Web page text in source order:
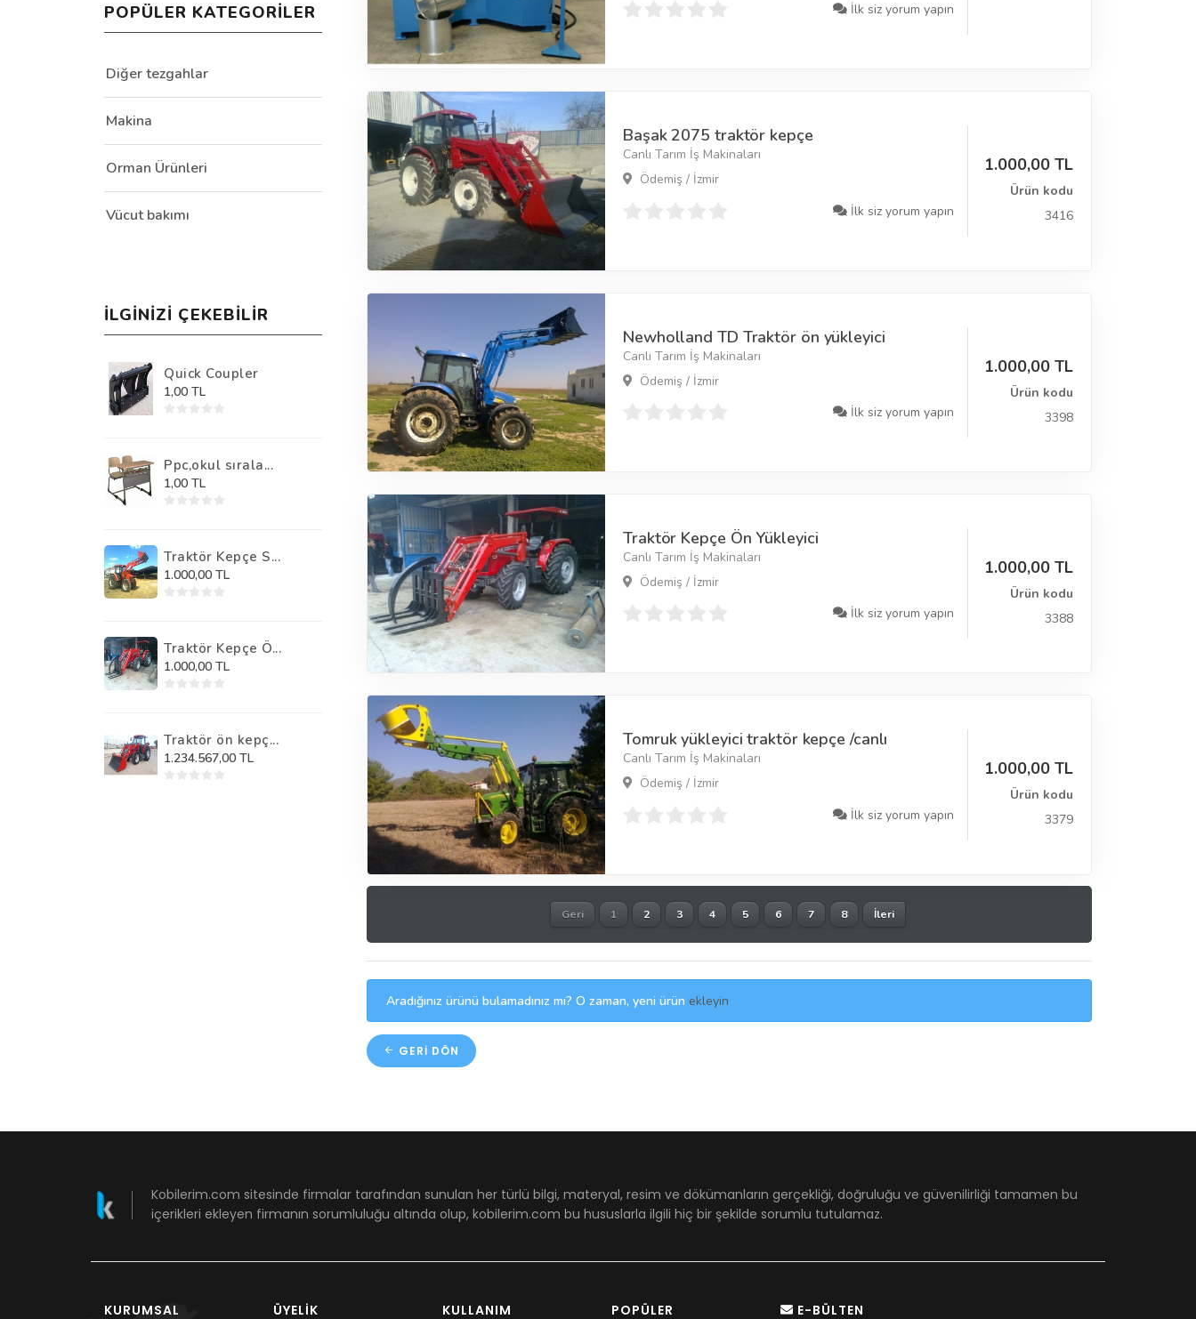
İlk siz yorum yapın
Başak 2075 traktör kepçe
Canlı Tarım İş Makinaları
Ödemiş / İzmir
İlk siz yorum yapın
1.000,00 TL
Ürün kodu
3416
Newholland TD Traktör ön yükleyici
Canlı Tarım İş Makinaları
Ödemiş / İzmir
İlk siz yorum yapın
1.000,00 TL
Ürün kodu
3398
Traktör Kepçe Ön Yükleyici
Canlı Tarım İş Makinaları
Ödemiş / İzmir
İlk siz yorum yapın
1.000,00 TL
Ürün kodu
3388
Tomruk yükleyici traktör kepçe /canlı
Canlı Tarım İş Makinaları
Ödemiş / İzmir
İlk siz yorum yapın
1.000,00 TL
Ürün kodu
3379
Geri 1 2 3 4 5 6 7 8 İleri
Aradığınız ürünü bulamadınız mı? O zaman, yeni ürün ekleyin
GERI DÖN
POPÜLER KATEGORILER
Diğer tezgahlar
Makina
Orman Ürünleri
Vücut bakımı
İLGINIZI ÇEKEBILIR
Quick Coupler
1,00 TL
Ppc,okul sırala...
1,00 TL
Traktör Kepçe S...
1.000,00 TL
Traktör Kepçe Ö...
1.000,00 TL
Traktör ön kepç...
1.234.567,00 TL
Kobilerim.com sitesinde firmalar tarafından sunulan her türlü bilgi, materyal, resim ve dökümanların gerçekliği, doğruluğu ve güvenilirliği tamamen bu
içerikleri ekleyen firmanın sorumluluğu altında olup, kobilerim.com bu hususlarla ilgili hiç bir şekilde sorumlu tutulamaz.
KURUMSAL ÜYELIK KULLANIM POPÜLER E-BÜLTEN